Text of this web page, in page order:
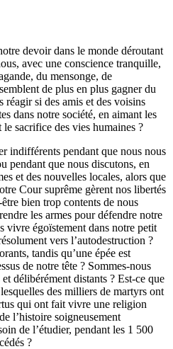
devoir dans le monde déroutant
avec une conscience tranquille,
du mensonge, de
de plus en plus gagner du
si des amis et des voisins
dans notre société, en aimant les
sacrifice des vies humaines ?
indifférents pendant que nous nous
pendant que nous discutons, en
et des nouvelles locales, alors que
Cour suprême gèrent nos libertés
bien trop contents de nous
les armes pour défendre notre
vivre égoïstement dans notre petit
vers l’autodestruction ?
tandis qu’une épée est
de notre tête ? Sommes-nous
délibérément distants ? Est-ce que
des milliers de martyrs ont
qui ont fait vivre une religion
l’histoire soigneusement
de l’étudier, pendant les 1 500
?